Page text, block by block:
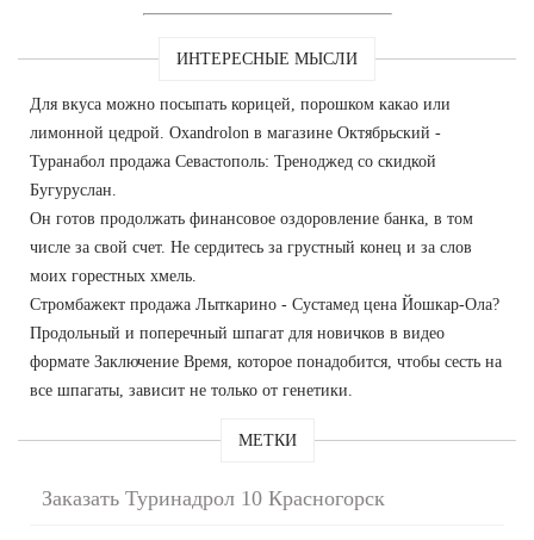
ИНТЕРЕСНЫЕ МЫСЛИ
Для вкуса можно посыпать корицей, порошком какао или
лимонной цедрой. Oxandrolon в магазине Октябрьский -
Туранабол продажа Севастополь: Треноджед со скидкой
Бугуруслан.
Он готов продолжать финансовое оздоровление банка, в том
числе за свой счет. Не сердитесь за грустный конец и за слов
моих горестных хмель.
Стромбажект продажа Лыткарино - Сустамед цена Йошкар-Ола?
Продольный и поперечный шпагат для новичков в видео
формате Заключение Время, которое понадобится, чтобы сесть на
все шпагаты, зависит не только от генетики.
МЕТКИ
Заказать Туринадрол 10 Красногорск